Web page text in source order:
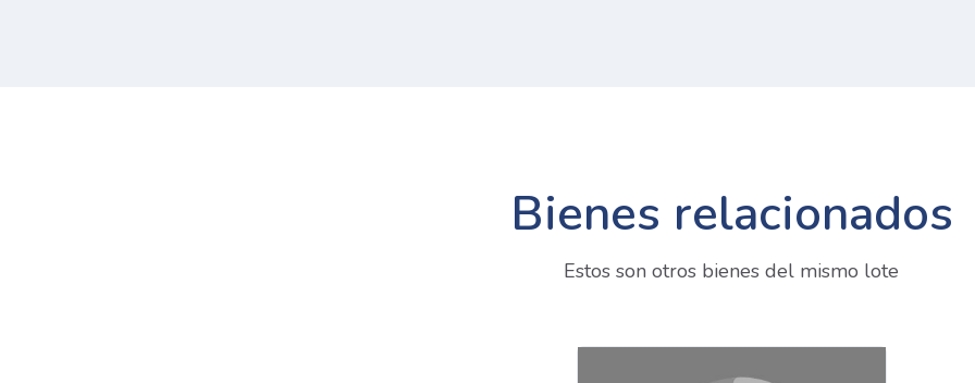
Bienes relacionados
Estos son otros bienes del mismo lote